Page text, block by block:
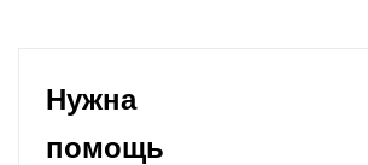
Нужна
помощь